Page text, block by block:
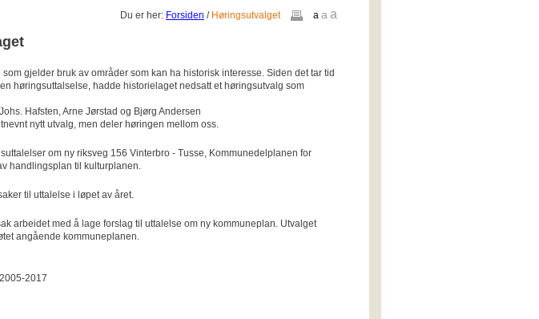
Du er her: Forsiden / Høringsutvalget a a a
gjelder bruk av områder som kan ha historisk interesse. Siden det tar tid
høringsuttalselse, hadde historielaget nedsatt et høringsutvalg som
Hafsten, Arne Jørstad og Bjørg Andersen
nytt utvalg, men deler høringen mellom oss.
om ny riksveg 156 Vinterbro - Tusse, Kommunedelplanen for
handlingsplan til kulturplanen.
til uttalelse i løpet av året.
arbeidet med å lage forslag til uttalelse om ny kommuneplan. Utvalget
angående kommuneplanen.
2017